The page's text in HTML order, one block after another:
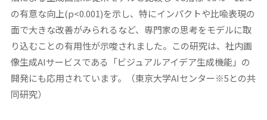
の有意な向上(p<0.001)を示し、特にインパクトや比喩表現の
面で大きな改善がみられるなど、専門家の思考をモデルに取
り込むことの有用性が示唆されました。この研究は、社内画
像生成AIサービスである「ビジュアルアイデア生成機能」の
開発にも応用されています。（東京大学AIセンター※5との共
同研究）